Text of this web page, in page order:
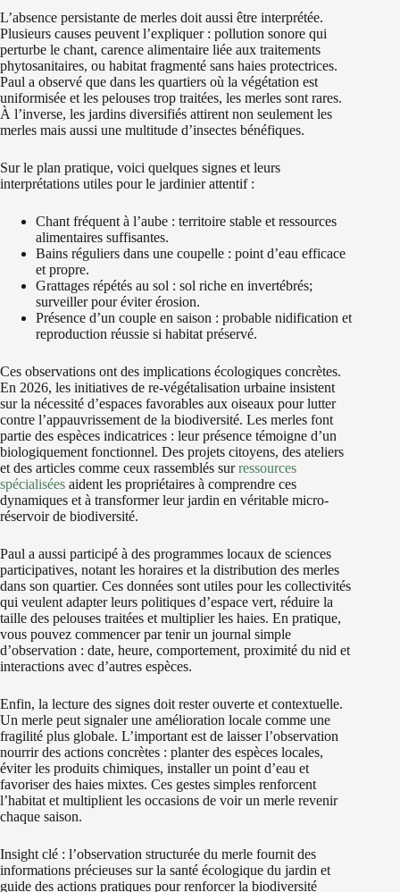
L’absence persistante de merles doit aussi être interprétée.
Plusieurs causes peuvent l’expliquer : pollution sonore qui
perturbe le chant, carence alimentaire liée aux traitements
phytosanitaires, ou habitat fragmenté sans haies protectrices.
Paul a observé que dans les quartiers où la végétation est
uniformisée et les pelouses trop traitées, les merles sont rares.
À l’inverse, les jardins diversifiés attirent non seulement les
merles mais aussi une multitude d’insectes bénéfiques.
Sur le plan pratique, voici quelques signes et leurs
interprétations utiles pour le jardinier attentif :
Chant fréquent à l’aube : territoire stable et ressources
alimentaires suffisantes.
Bains réguliers dans une coupelle : point d’eau efficace
et propre.
Grattages répétés au sol : sol riche en invertébrés;
surveiller pour éviter érosion.
Présence d’un couple en saison : probable nidification et
reproduction réussie si habitat préservé.
Ces observations ont des implications écologiques concrètes.
En 2026, les initiatives de re-végétalisation urbaine insistent
sur la nécessité d’espaces favorables aux oiseaux pour lutter
contre l’appauvrissement de la biodiversité. Les merles font
partie des espèces indicatrices : leur présence témoigne d’un
biologiquement fonctionnel. Des projets citoyens, des ateliers
et des articles comme ceux rassemblés surressources
spécialisées aident les propriétaires à comprendre ces
dynamiques et à transformer leur jardin en véritable micro-
réservoir de biodiversité.
Paul a aussi participé à des programmes locaux de sciences
participatives, notant les horaires et la distribution des merles
dans son quartier. Ces données sont utiles pour les collectivités
qui veulent adapter leurs politiques d’espace vert, réduire la
taille des pelouses traitées et multiplier les haies. En pratique,
vous pouvez commencer par tenir un journal simple
d’observation : date, heure, comportement, proximité du nid et
interactions avec d’autres espèces.
Enfin, la lecture des signes doit rester ouverte et contextuelle.
Un merle peut signaler une amélioration locale comme une
fragilité plus globale. L’important est de laisser l’observation
nourrir des actions concrètes : planter des espèces locales,
éviter les produits chimiques, installer un point d’eau et
favoriser des haies mixtes. Ces gestes simples renforcent
l’habitat et multiplient les occasions de voir un merle revenir
chaque saison.
Insight clé : l’observation structurée du merle fournit des
informations précieuses sur la santé écologique du jardin et
guide des actions pratiques pour renforcer la biodiversité